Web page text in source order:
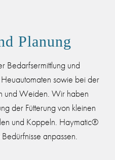
Planung
Bedarfsermittlung und
sowie bei der
und Weiden. Wir haben
der Fütterung von kleinen
und Koppeln. Haymatic®
anpassen.